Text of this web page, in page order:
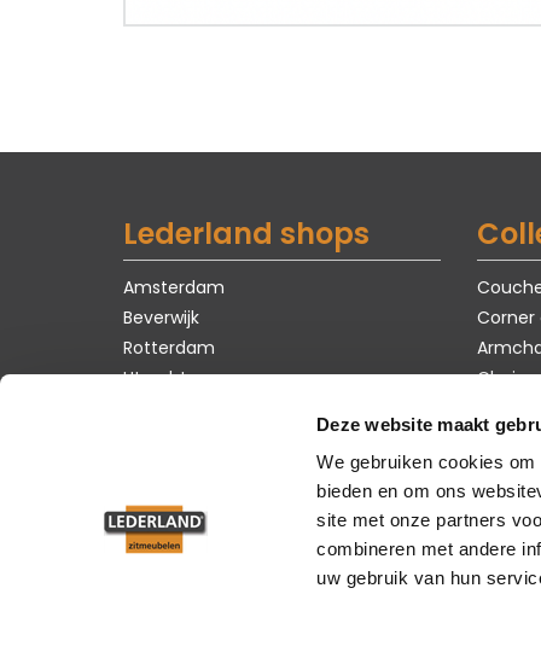
Deze website maakt
We gebruiken cookies
bieden en om ons
site met onze partners
combineren met andere
uw gebruik van hun
Lederland shops
Amsterdam
Beverwijk
Rotterdam
Utrecht
Corner
Chairs